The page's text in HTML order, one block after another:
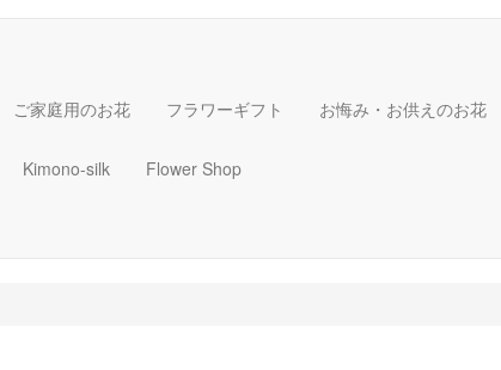
ご家庭用のお花 フラワーギフト お悔み・お供えのお花
Kimono-silk Flower Shop